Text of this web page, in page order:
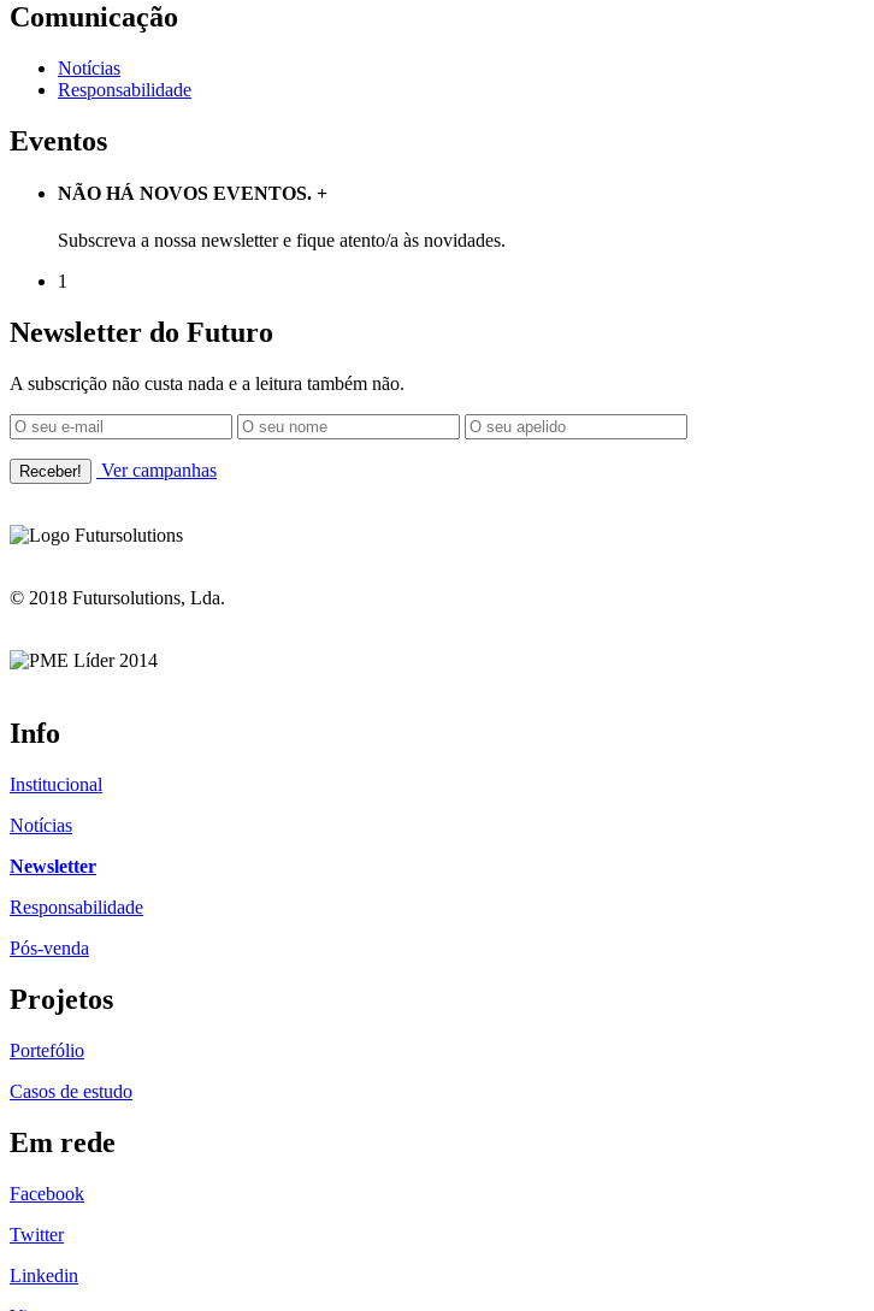
Comunicação
Notícias
Responsabilidade
Eventos
NÃO HÁ NOVOS EVENTOS. +
Subscreva a nossa newsletter e fique atento/a às novidades.
1
Newsletter do Futuro
A subscrição não custa nada e a leitura também não.
Ver campanhas
© 2018 Futursolutions, Lda.
Info
Institucional
Notícias
Newsletter
Responsabilidade
Pós-venda
Projetos
Portefólio
Casos de estudo
Em rede
Facebook
Twitter
Linkedin